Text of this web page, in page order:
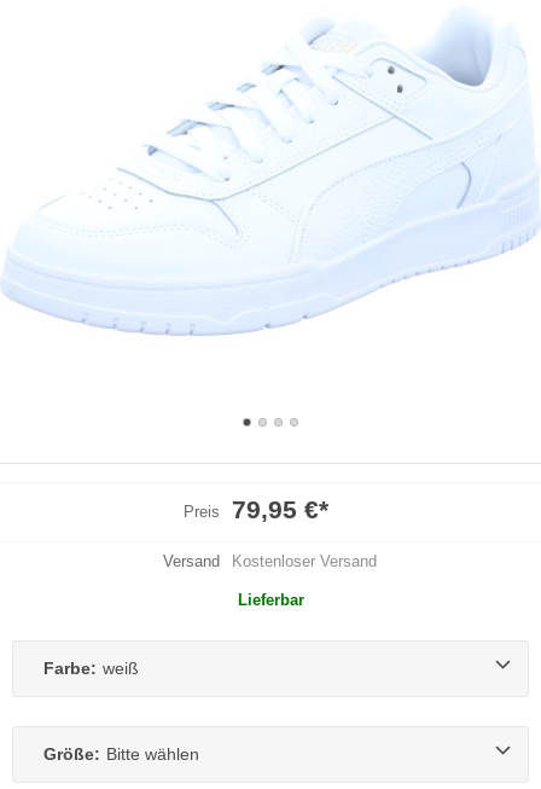
Preis 79,95 €*
Versand Kostenloser Versand
Lieferbar
Farbe: weiß
Größe: Bitte wählen